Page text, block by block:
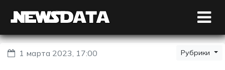
1 марта 2023, 17:00 Рубрики